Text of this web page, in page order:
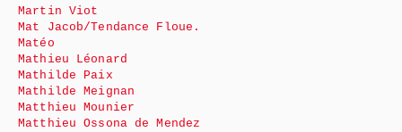
Martin Viot
Mat Jacob/Tendance Floue.
Matéo
Mathieu Léonard
Mathilde Paix
Mathilde Meignan
Matthieu Mounier
Matthieu Ossona de Mendez